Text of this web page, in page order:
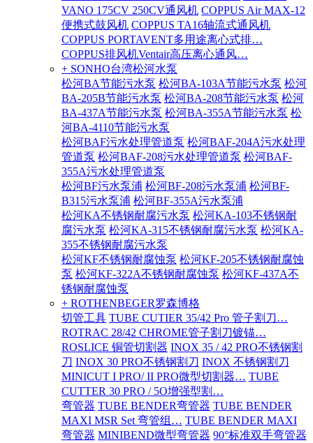
VANO 175CV 250CV通风机 COPPUS Air MAX-12
便携式鼓风机 COPPUS TA16轴流式通风机
COPPUS PORTAVENT多用途离心式排…
COPPUS排风机Ventair高压离心通风…
+ SONHO台湾松河水泵
松河BA节能污水泵 松河BA-103A节能污水泵 松河
BA-205B节能污水泵 松河BA-208节能污水泵 松河
BA-437A节能污水泵 松河BA-355A节能污水泵 松
河BA-4110节能污水泵
松河BAF污水处理管道泵 松河BAF-204A污水处理
管道泵 松河BAF-208污水处理管道泵 松河BAF-
355A污水处理管道泵
松河BF污水泵浦 松河BF-208污水泵浦 松河BF-
B315污水泵浦 松河BF-355A污水泵浦
松河KA不锈钢耐腐污水泵 松河KA-103不锈钢耐
腐污水泵 松河KA-315不锈钢耐腐污水泵 松河KA-
355不锈钢耐腐污水泵
松河KF不锈钢耐腐蚀泵 松河KF-205不锈钢耐腐蚀
泵 松河KF-322A不锈钢耐腐蚀泵 松河KF-437A不
锈钢耐腐蚀泵
+ ROTHENBEGER罗森博格
切管工具 TUBE CUTIER 35/42 Pro 管子割刀…
ROTRAC 28/42 CHROME管子割刀镀锚…
ROSLICE 铜管切割器 INOX 35 / 42 PRO不锈钢割
刀 INOX 30 PRO不锈钢割刀 INOX 不锈钢割刀
MINICUT I PRO/ II PRO微型切割器… TUBE
CUTTER 30 PRO / 5O增强型割…
弯管器 TUBE BENDER弯管器 TUBE BENDER
MAXI MSR Set 弯管组… TUBE BENDER MAXI
弯管器 MINIBEND微型弯管器 90°标准双手弯管器